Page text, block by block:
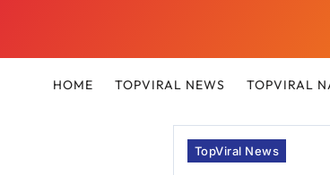
HOME TOPVIRAL NEWS TOPVIRAL
TopViral News